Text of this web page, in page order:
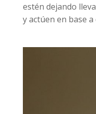
estén dejando
y actúen en base a